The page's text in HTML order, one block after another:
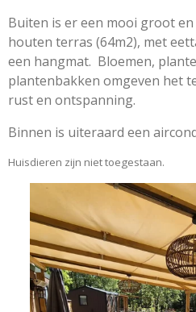
Buiten is er een mooi groot
houten terras (64m2), met
een hangmat. Bloemen,
plantenbakken omgeven het
rust en ontspanning.
Binnen is uiteraard een
Huisdieren zijn niet toegestaan.